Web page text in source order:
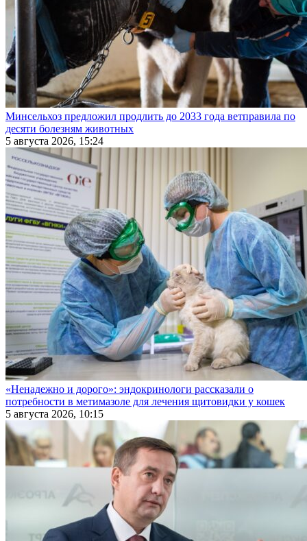
Минсельхоз предложил продлить до 2033 года ветправила по
десяти болезням животных
5 августа 2026, 15:24
«Ненадежно и дорого»: эндокринологи рассказали о
потребности в метимазоле для лечения щитовидки у кошек
5 августа 2026, 10:15